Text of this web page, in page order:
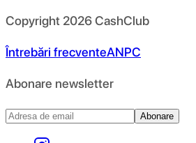
Copyright 2026CashClub
Întrebări frecventeANPC
Abonare newsletter
Abonare